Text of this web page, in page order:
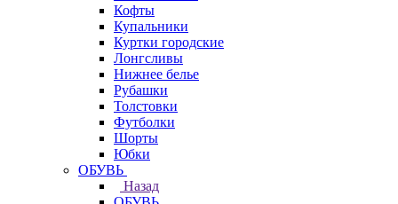
Кофты
Купальники
Куртки городские
Лонгсливы
Нижнее белье
Рубашки
Толстовки
Футболки
Шорты
Юбки
ОБУВЬ
Назад